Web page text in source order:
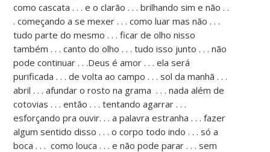
como cascata . . . e o clarão . . . brilhando sim e não . .
. começando a se mexer . . . como luar mas não . . .
tudo parte do mesmo . . . ficar de olho nisso
também . . . canto do olho . . . tudo isso junto . . . não
pode continuar . . .Deus é amor . . . ela será
purificada . . . de volta ao campo . . . sol da manhã . . .
abril . . . afundar o rosto na grama . . . nada além de
cotovias . . . então . . . tentando agarrar . . .
esforçando pra ouvir. . . a palavra estranha . . . fazer
algum sentido disso . . . o corpo todo indo . . . só a
boca . . . como louca . . . e não pode parar . . . sem